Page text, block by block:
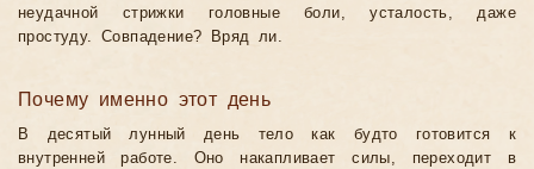
неудачной стрижки головные боли, усталость, даже
простуду. Совпадение? Вряд ли.
Почему именно этот день
В десятый лунный день тело как будто готовится к
внутренней работе. Оно накапливает силы, переходит в